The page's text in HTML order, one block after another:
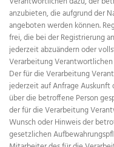
anzubieten, die aufgrund der
angeboten werden können.
frei, die bei der Registrierung
jederzeit abzuändern oder
Verarbeitung Verantwortlichen
Der für die Verarbeitung
jederzeit auf Anfrage
über die betroffene Person
der für die Verarbeitung
Wunsch oder Hinweis der
gesetzlichen